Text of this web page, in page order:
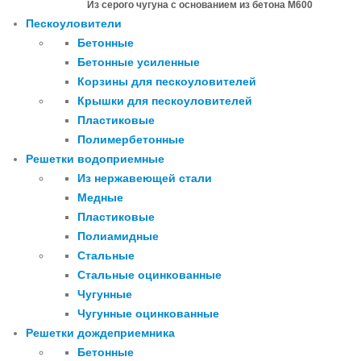
Из серого чугуна с основанием из бетона М600
Пескоуловители
Бетонные
Бетонные усиленные
Корзины для пескоуловителей
Крышки для пескоуловителей
Пластиковые
Полимербетонные
Решетки водоприемные
Из нержавеющей стали
Медные
Пластиковые
Полиамидные
Стальные
Стальные оцинкованные
Чугунные
Чугунные оцинкованные
Решетки дождеприемника
Бетонные